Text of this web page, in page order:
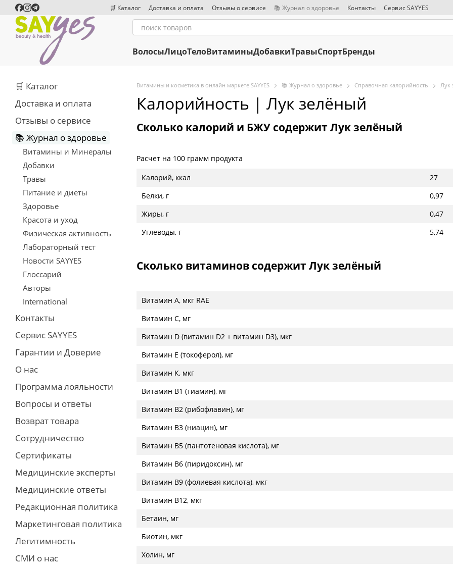
Перейти к основному контенту🛒 Каталог Доставка и оплата Отзывы о сервисе 📚 Журнал о здоровье Контакты Сервис SAYYES
ВолосыЛицоТелоВитаминыДобавкиТравыСпортБренды
Витамины и косметика в онлайн маркете SAYYES 📚 Журнал о здоровье Справочная калорийность Лук
Калорийность | Лук зелёный
Сколько калорий и БЖУ содержит Лук зелёный
Расчет на 100 грамм продукта
Калорий, ккал
27
Белки, г
0,97
Жиры, г
0,47
Углеводы, г
5,74
Сколько витаминов содержит Лук зелёный
Витамин А, мкг RAE
Витамин С, мг
Витамин D (витамин D2 + витамин D3), мкг
Витамин Е (токоферол), мг
Витамин К, мкг
Витамин В1 (тиамин), мг
Витамин В2 (рибофлавин), мг
Витамин В3 (ниацин), мг
Витамин В5 (пантотеновая кислота), мг
Витамин В6 (пиридоксин), мг
Витамин В9 (фолиевая кислота), мкг
Витамин В12, мкг
Бетаин, мг
Биотин, мкг
Холин, мг
🛒 Каталог
Доставка и оплата
Отзывы о сервисе
📚 Журнал о здоровье
Витамины и Минералы
Добавки
Травы
Питание и диеты
Здоровье
Красота и уход
Физическая активность
Лабораторный тест
Новости SAYYES
Глоссарий
Авторы
International
Контакты
Сервис SAYYES
Гарантии и Доверие
О нас
Программа лояльности
Вопросы и ответы
Возврат товара
Сотрудничество
Сертификаты
Медицинские эксперты
Медицинские ответы
Редакционная политика
Маркетинговая политика
Легитимность
СМИ о нас